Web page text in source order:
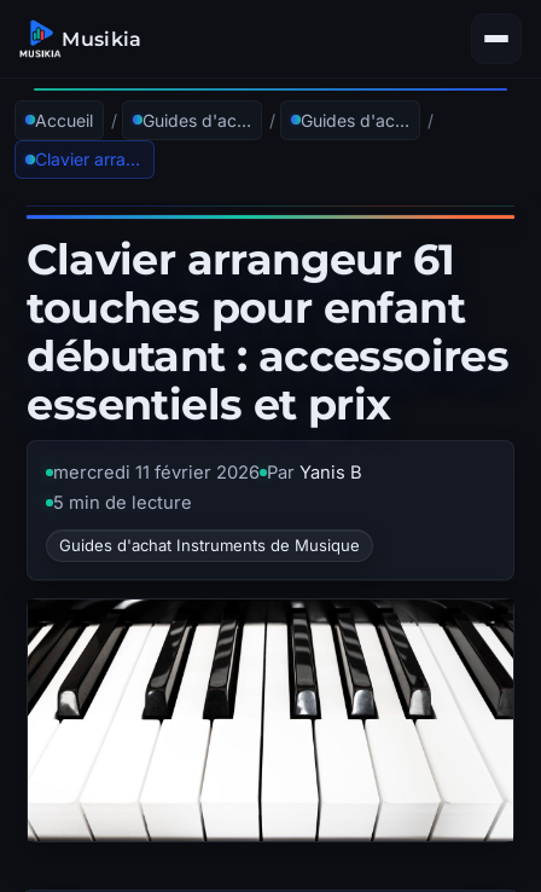
Musikia
Accueil / Guides d'achat / Guides d'achat Instruments de Musique
/
Clavier arrangeur 61 touches pour enfant débutant : accessoires essentiels et prix
Clavier arrangeur 61
touches pour enfant
débutant : accessoires
essentiels et prix
mercredi 11 février 2026 Par Yanis B
5 min de lecture
Guides d'achat Instruments de Musique